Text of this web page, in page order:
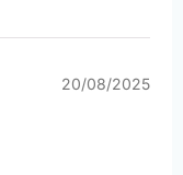
20/08/2025